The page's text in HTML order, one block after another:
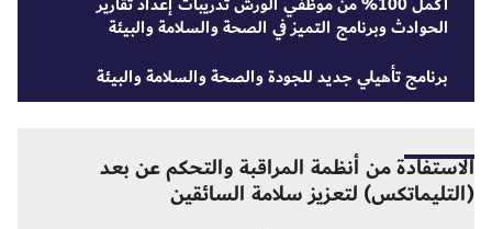
الحوادث وبرنامج التميز في الصحة والسلامة والبيئة
برنامج تأهيلي جديد للجودة والصحة والسلامة والبيئة
الاستفادة من أنظمة المراقبة والتحكم عن بعد
(التليماتكس) لتعزيز سلامة السائقين